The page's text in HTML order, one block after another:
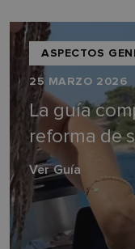
ASPECTOS
25 MARZO 2026
La guía
reforma de
Ver Guía